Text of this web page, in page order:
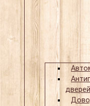
дверей